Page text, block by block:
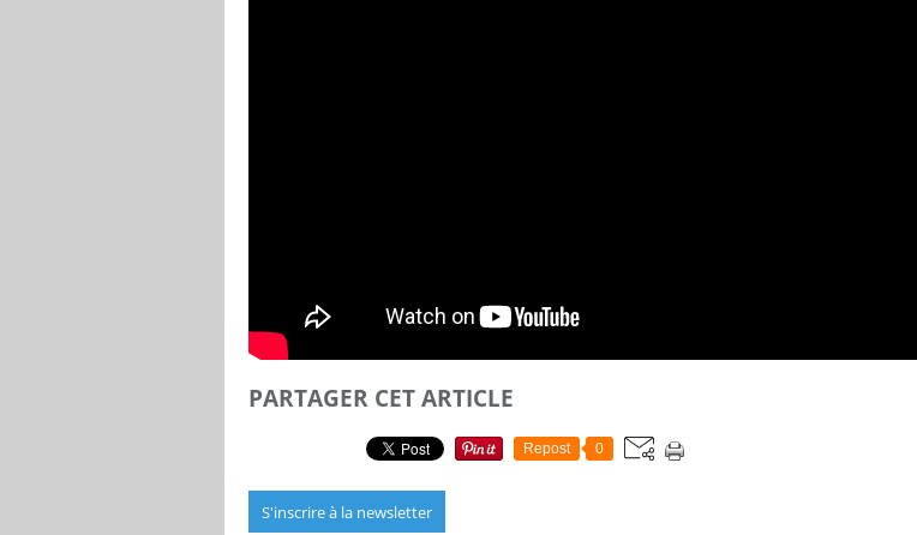
PARTAGER CET ARTICLE
Repost 0
S'inscrire à la newsletter